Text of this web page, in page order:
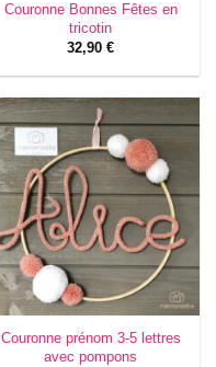
Couronne Bonnes Fêtes en
tricotin
32,90 €
Couronne prénom 3-5 lettres
avec pompons